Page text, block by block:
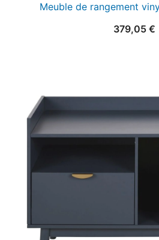
Meuble de rangement
379,05 €